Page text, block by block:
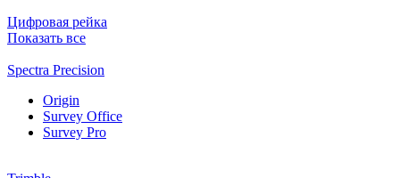
Цифровая рейка
Показать все
Spectra Precision
Origin
Survey Office
Survey Pro